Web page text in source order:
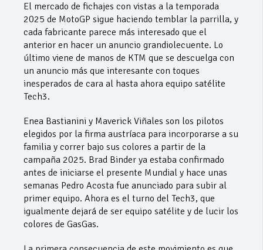
El mercado de fichajes con vistas a la temporada
2025 de MotoGP sigue haciendo temblar la parrilla, y
cada fabricante parece más interesado que el
anterior en hacer un anuncio grandiolecuente. Lo
último viene de manos de KTM que se descuelga con
un anuncio más que interesante con toques
inesperados de cara al hasta ahora equipo satélite
Tech3.
Enea Bastianini y Maverick Viñales son los pilotos
elegidos por la firma austríaca para incorporarse a su
familia y correr bajo sus colores a partir de la
campaña 2025. Brad Binder ya estaba confirmado
antes de iniciarse el presente Mundial y hace unas
semanas Pedro Acosta fue anunciado para subir al
primer equipo. Ahora es el turno del Tech3, que
igualmente dejará de ser equipo satélite y de lucir los
colores de GasGas.